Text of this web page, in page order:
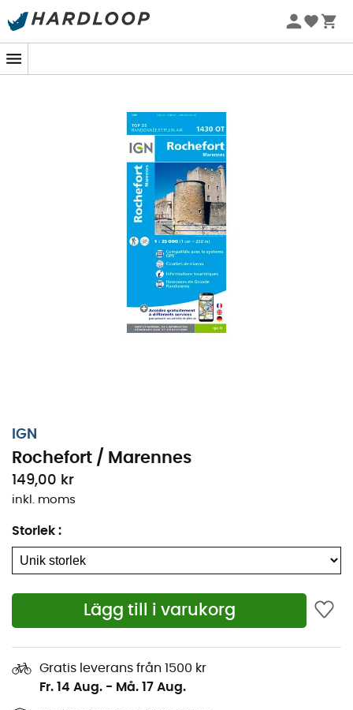
Sommarerbjudanden 🔥 -5 % EXTRA vid köp av 2 produkter*
IGN
Rochefort / Marennes
149,00 kr
inkl. moms
Storlek :
Lägg till i varukorg
Gratis leverans från 1500 kr
Fr. 14 Aug. - Må. 17 Aug.
Oavsett om det handlar om några kilometer eller en
lång upptäcktsfärd, kommer den topografiska kartan
Med hög precision innehåller denna IGN-karta (skala
1:25 000) alla nödvändiga detaljer för att navigera på